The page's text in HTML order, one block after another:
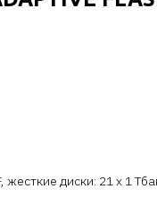
жесткие диски: 21 x 1